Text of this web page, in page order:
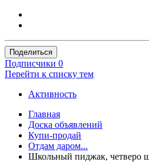
Поделиться
Подписчики 0
Перейти к списку тем
Активность
Главная
Доска объявлений
Купи-продай
Отдам даром...
Школьный пиджак, четверо